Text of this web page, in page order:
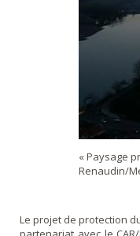
« Paysage
Renaudin/
Le projet de protection